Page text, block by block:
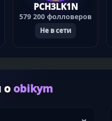
PCH3LK1N
579 200 фолловеров
Не в сети
о obikym